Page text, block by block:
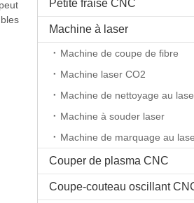
Petite fraise CNC
Machine à laser
Machine de coupe de fibre
Machine laser CO2
Machine de nettoyage au
Machine à souder laser
Machine de marquage au
Couper de plasma CNC
Coupe-couteau oscillant